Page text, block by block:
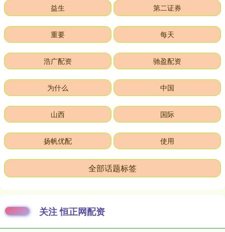
益生 第二证券
重要 每天
浩广配资 驰盈配资
为什么 中国
山西 国际
扬帆优配 使用
全部话题标签
关注 恒正网配资